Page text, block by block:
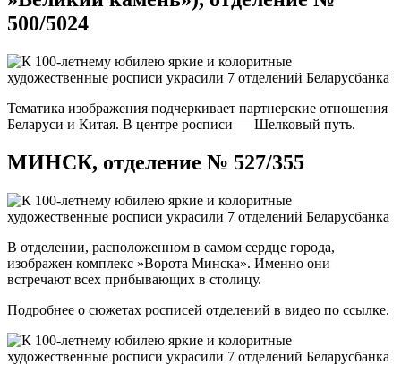
500/5024
Тематика изображения подчеркивает партнерские отношения
Беларуси и Китая. В центре росписи — Шелковый путь.
МИНСК, отделение № 527/355
В отделении, расположенном в самом сердце города,
изображен комплекс »Ворота Минска». Именно они
встречают всех прибывающих в столицу.
Подробнее о сюжетах росписей отделений в видео по ссылке.